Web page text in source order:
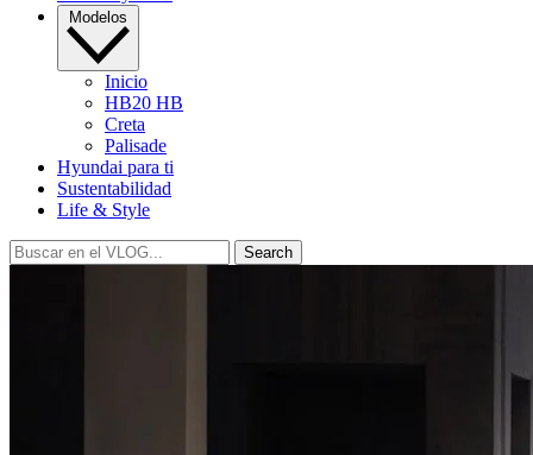
Modelos
Inicio
HB20 HB
Creta
Palisade
Hyundai para ti
Sustentabilidad
Life & Style